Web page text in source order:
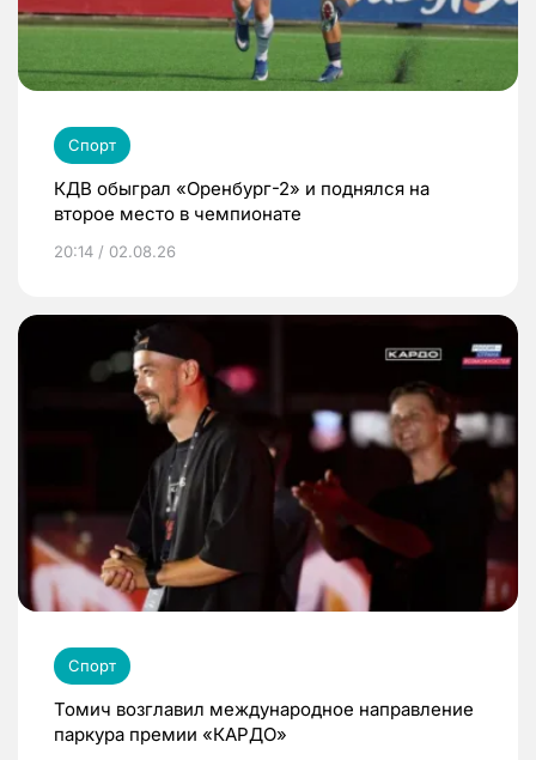
Спорт
КДВ обыграл «Оренбург-2» и поднялся на
второе место в чемпионате
20:14 / 02.08.26
Спорт
Томич возглавил международное направление
паркура премии «КАРДО»